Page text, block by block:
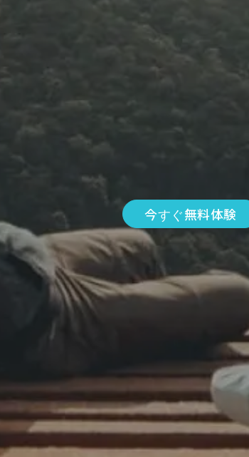
今すぐ無料体験